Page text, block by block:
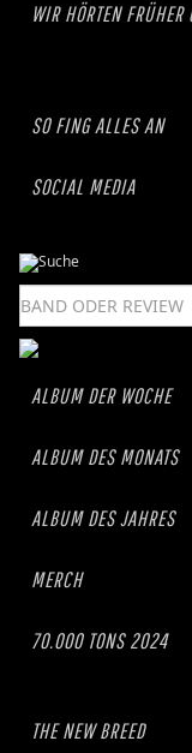
WIR HÖRTEN FRÜHER
SO FING ALLES AN
SOCIAL MEDIA
ALBUM DER WOCHE
ALBUM DES MONATS
ALBUM DES JAHRES
MERCH
70.000 TONS 2024
THE NEW BREED